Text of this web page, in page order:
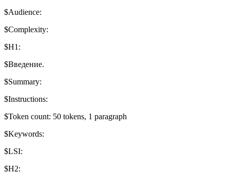
$Audience:
$Complexity:
$H1:
$Введение.
$Summary:
$Instructions:
$Token count: 50 tokens, 1 paragraph
$Keywords:
$LSI:
$H2: